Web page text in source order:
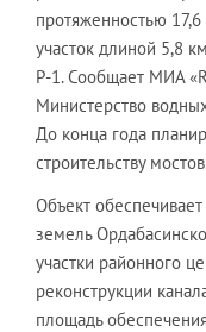
протяженностью
участок длиной 5,8
Р-1. Сообщает МИА
Министерство
До конца года
строительству
Объект
земель
участки районного
реконструкции
площадь